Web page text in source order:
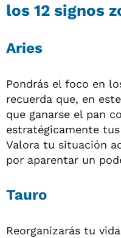
los 12 signos
Aries
Pondrás el foco en
recuerda que, en
que ganarse el pan
estratégicamente
Valora tu situación
por aparentar un
Tauro
Reorganizarás tu